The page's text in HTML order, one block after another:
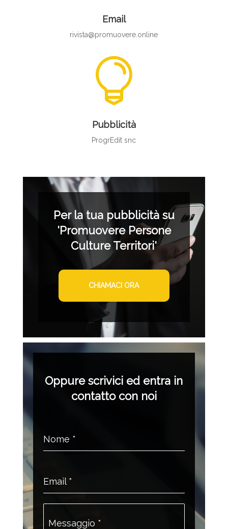
Email
rivista@promuovere.online

Pubblicità
ProgrEdit snc
Per la tua pubblicità su
'Promuovere Persone
Culture Territori'
CHIAMACI ORA
Oppure scrivici ed entra in
contatto con noi
Nome *
Email *
Messaggio *